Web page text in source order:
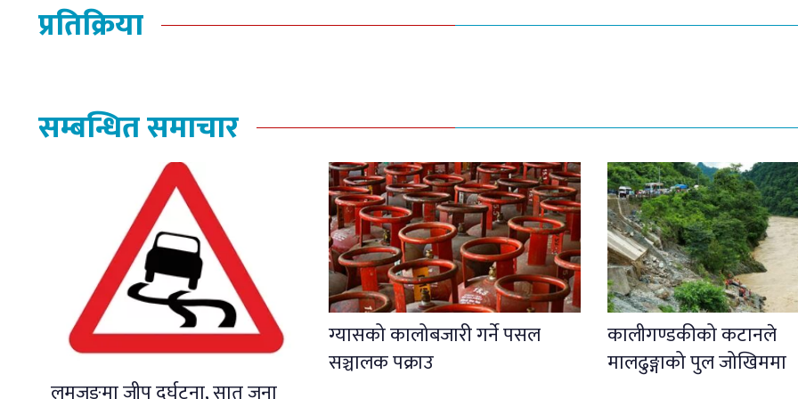
प्रतिक्रिया
सम्बन्धित समाचार
ग्यासको कालोबजारी गर्ने पसल
सञ्चालक पक्राउ
कालीगण्डकीको कटानले
मालढुङ्गाको पुल जोखिममा